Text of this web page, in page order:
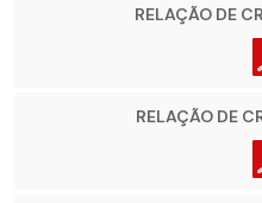
RELAÇÃO DE
RELAÇÃO DE